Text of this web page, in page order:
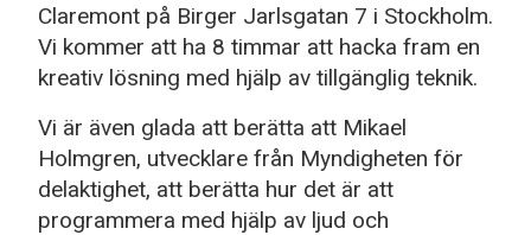
Claremont på Birger Jarlsgatan 7 i Stockholm.
Vi kommer att ha 8 timmar att hacka fram en
kreativ lösning med hjälp av tillgänglig teknik.
Vi är även glada att berätta att Mikael
Holmgren, utvecklare från Myndigheten för
delaktighet, att berätta hur det är att
programmera med hjälp av ljud och